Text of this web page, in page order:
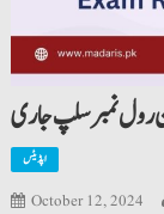
رول نمبر سلپ جاری
اپڈیٹس
October 12, 2024